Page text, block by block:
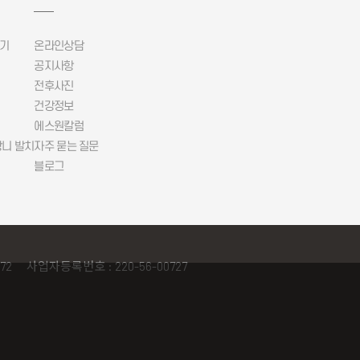
발치
온라인상담
공지사항
전후사진
건강정보
에스원칼럼
자주 묻는 질문
블로그
사업자등록번호 : 220-56-00727